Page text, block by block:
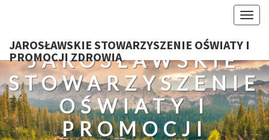
JAROSŁAWSKIE STOWARZYSZENIE OŚWIATY I
PROMOCJI ZDROWIA
JAROSŁAWSKIE
STOWARZYSZENIE
OŚWIATY I
PROMOCJI